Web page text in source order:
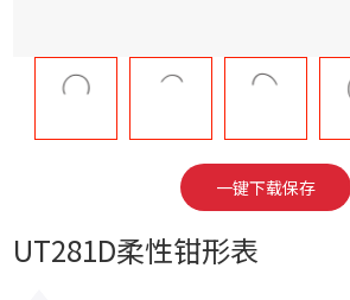
一键下载保存
UT281D柔性钳形表